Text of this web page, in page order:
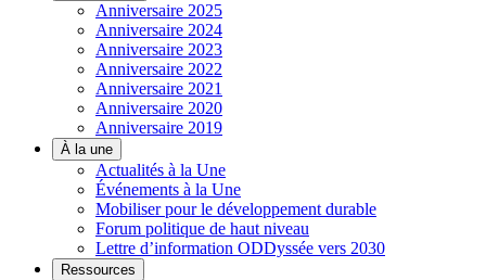
Anniversaire 2025
Anniversaire 2024
Anniversaire 2023
Anniversaire 2022
Anniversaire 2021
Anniversaire 2020
Anniversaire 2019
À la une
Actualités à la Une
Événements à la Une
Mobiliser pour le développement durable
Forum politique de haut niveau
Lettre d’information ODDyssée vers 2030
Ressources